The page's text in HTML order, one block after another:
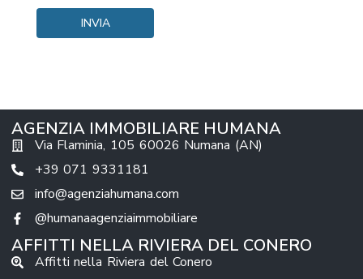
AGENZIA IMMOBILIARE HUMANA
Via Flaminia, 105 60026 Numana (AN)
+39 071 9331181
info@agenziahumana.com
@humanaagenziaimmobiliare
AFFITTI NELLA RIVIERA DEL CONERO
Affitti nella Riviera del Conero